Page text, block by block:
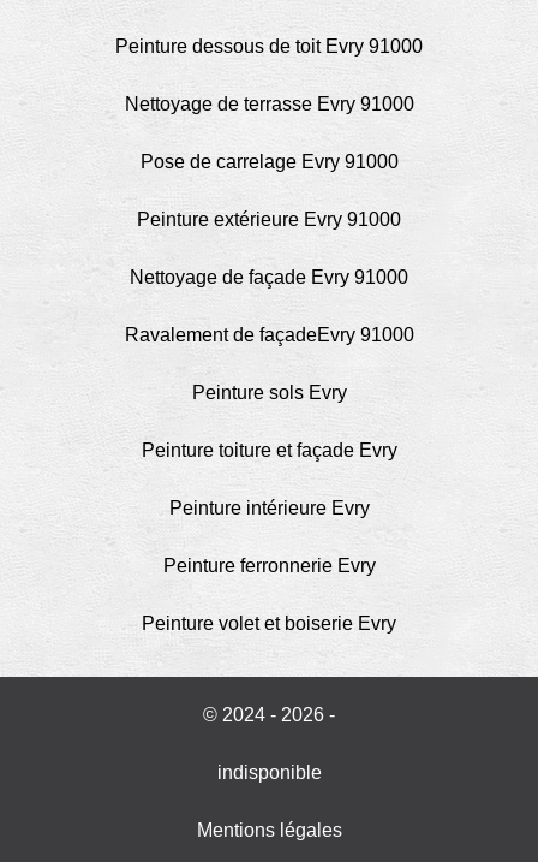
Peinture dessous de toit Evry 91000
Nettoyage de terrasse Evry 91000
Pose de carrelage Evry 91000
Peinture extérieure Evry 91000
Nettoyage de façade Evry 91000
Ravalement de façadeEvry 91000
Peinture sols Evry
Peinture toiture et façade Evry
Peinture intérieure Evry
Peinture ferronnerie Evry
Peinture volet et boiserie Evry
© 2024 - 2026 -
indisponible
Mentions légales